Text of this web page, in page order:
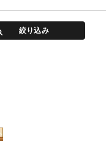
絞り込み